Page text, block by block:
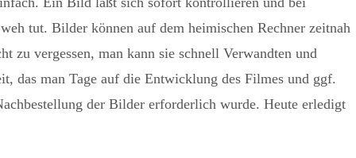
tut. Bilder können auf dem heimischen Rechner zeitnah
zu vergessen, man kann sie schnell Verwandten und
das man Tage auf die Entwicklung des Filmes und ggf.
der Bilder erforderlich wurde. Heute erledigt